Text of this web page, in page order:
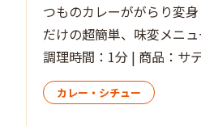
つものカレーががらり変
だけの超簡単、味変メニ
ら、お好きな量で、”追い
さとレモングラスの香りが
カレーが手元で存分にお楽
調理時間：1分 | 商品：サ
カレー・シチュー